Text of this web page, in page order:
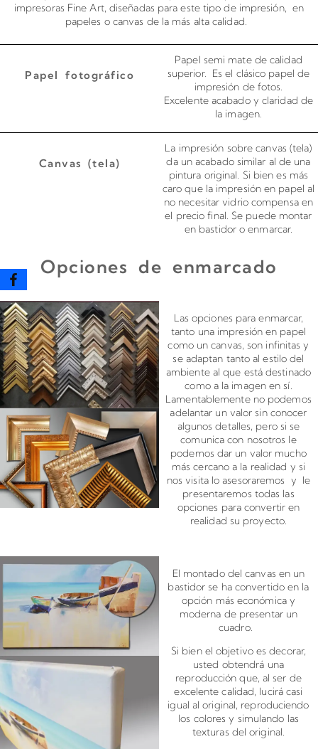
impresoras Fine Art, diseñadas para este tipo de impresión, en
papeles o canvas de la más alta calidad.
Papel fotográfico
Papel semi mate de calidad
superior. Es el clásico papel de
impresión de fotos.
Excelente acabado y claridad de
la imagen.
Canvas (tela)
La impresión sobre canvas (tela)
da un acabado similar al de una
pintura original. Si bien es más
caro que la impresión en papel al
no necesitar vidrio compensa en
el precio final. Se puede montar
en bastidor o enmarcar.
Opciones de enmarcado
Enmarcado para impresiones en canvas o papel
Las opciones para enmarcar,
tanto una impresión en papel
como un canvas, son infinitas y
se adaptan tanto al estilo del
ambiente al que está destinado
como a la imagen en sí.
Lamentablemente no podemos
adelantar un valor sin conocer
algunos detalles, pero si se
comunica con nosotros le
podemos dar un valor mucho
más cercano a la realidad y si
nos visita lo asesoraremos y le
presentaremos todas las
opciones para convertir en
realidad su proyecto.
El montado del canvas en un
bastidor se ha convertido en la
opción más económica y
moderna de presentar un
cuadro.
Si bien el objetivo es decorar,
usted obtendrá una
reproducción que, al ser de
excelente calidad, lucirá casi
igual al original, reproduciendo
los colores y simulando las
texturas del original.